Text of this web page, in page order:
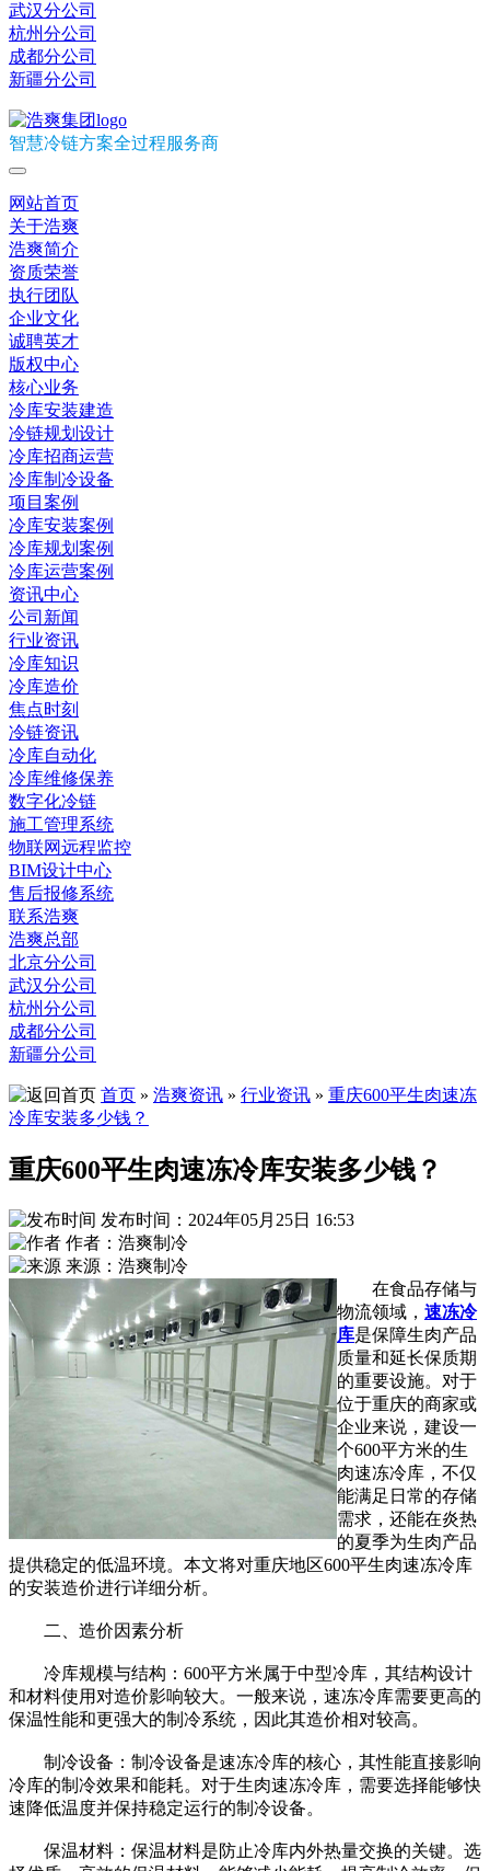
武汉分公司
杭州分公司
成都分公司
新疆分公司
智慧冷链方案全过程服务商
网站首页
关于浩爽
浩爽简介
资质荣誉
执行团队
企业文化
诚聘英才
版权中心
核心业务
冷库安装建造
冷链规划设计
冷库招商运营
冷库制冷设备
项目案例
冷库安装案例
冷库规划案例
冷库运营案例
资讯中心
公司新闻
行业资讯
冷库知识
冷库造价
焦点时刻
冷链资讯
冷库自动化
冷库维修保养
数字化冷链
施工管理系统
物联网远程监控
BIM设计中心
售后报修系统
联系浩爽
浩爽总部
北京分公司
武汉分公司
杭州分公司
成都分公司
新疆分公司
首页 » 浩爽资讯 » 行业资讯 » 重庆600平生肉速冻
冷库安装多少钱？
重庆600平生肉速冻冷库安装多少钱？
发布时间：2024年05月25日 16:53
作者：浩爽制冷
来源：浩爽制冷
在食品存储与
物流领域， 速冻冷
库是保障生肉产品
质量和延长保质期
的重要设施。对于
位于重庆的商家或
企业来说，建设一
个600平方米的生
肉速冻冷库，不仅
能满足日常的存储
需求，还能在炎热
的夏季为生肉产品
提供稳定的低温环境。本文将对重庆地区600平生肉速冻冷库
的安装造价进行详细分析。
二、造价因素分析
冷库规模与结构：600平方米属于中型冷库，其结构设计
和材料使用对造价影响较大。一般来说，速冻冷库需要更高的
保温性能和更强大的制冷系统，因此其造价相对较高。
制冷设备：制冷设备是速冻冷库的核心，其性能直接影响
冷库的制冷效果和能耗。对于生肉速冻冷库，需要选择能够快
速降低温度并保持稳定运行的制冷设备。
保温材料：保温材料是防止冷库内外热量交换的关键。选